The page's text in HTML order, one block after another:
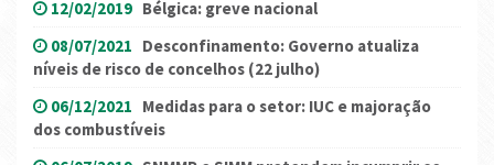
12/02/2019 Bélgica: greve nacional
08/07/2021 Desconfinamento: Governo atualiza
níveis de risco de concelhos (22 julho)
06/12/2021 Medidas para o setor: IUC e majoração
dos combustíveis